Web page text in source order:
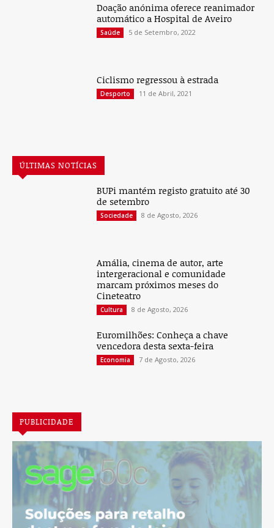
Doação anónima oferece reanimador
automático a Hospital de Aveiro
Saúde 5 de Setembro, 2022
Ciclismo regressou à estrada
Desporto 11 de Abril, 2021
ÚLTIMAS NOTÍCIAS
BUPi mantém registo gratuito até 30
de setembro
Sociedade 8 de Agosto, 2026
Amália, cinema de autor, arte
intergeracional e comunidade
marcam próximos meses do
Cineteatro
Cultura 8 de Agosto, 2026
Euromilhões: Conheça a chave
vencedora desta sexta-feira
Economia 7 de Agosto, 2026
PUBLICIDADE